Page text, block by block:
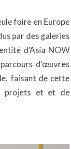
foire en Europe
par des galeries
d’Asia NOW
d’œuvres
faisant de cette
projets et et de